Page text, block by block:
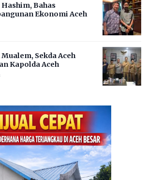
Bahas
Ekonomi Aceh
Sekda Aceh
Kapolda Aceh